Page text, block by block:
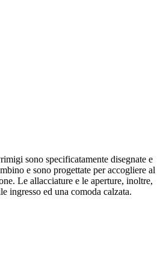
sono specificatamente disegnate e
e sono progettate per accogliere al
Le allacciature e le aperture, inoltre,
ingresso ed una comoda calzata.